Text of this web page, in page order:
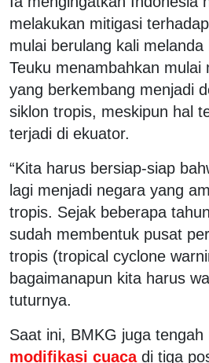
melakukan mitigasi
mulai berulang kali
Teuku menambahkan mulai
yang berkembang menjadi
siklon tropis, meskipun hal
terjadi di ekuator.
“Kita harus bersiap-siap
lagi menjadi negara yang
tropis. Sejak beberapa
sudah membentuk pusat
tropis (tropical cyclone
bagaimanapun kita harus
tuturnya.
Saat ini, BMKG juga
modifikasi cuaca di tiga